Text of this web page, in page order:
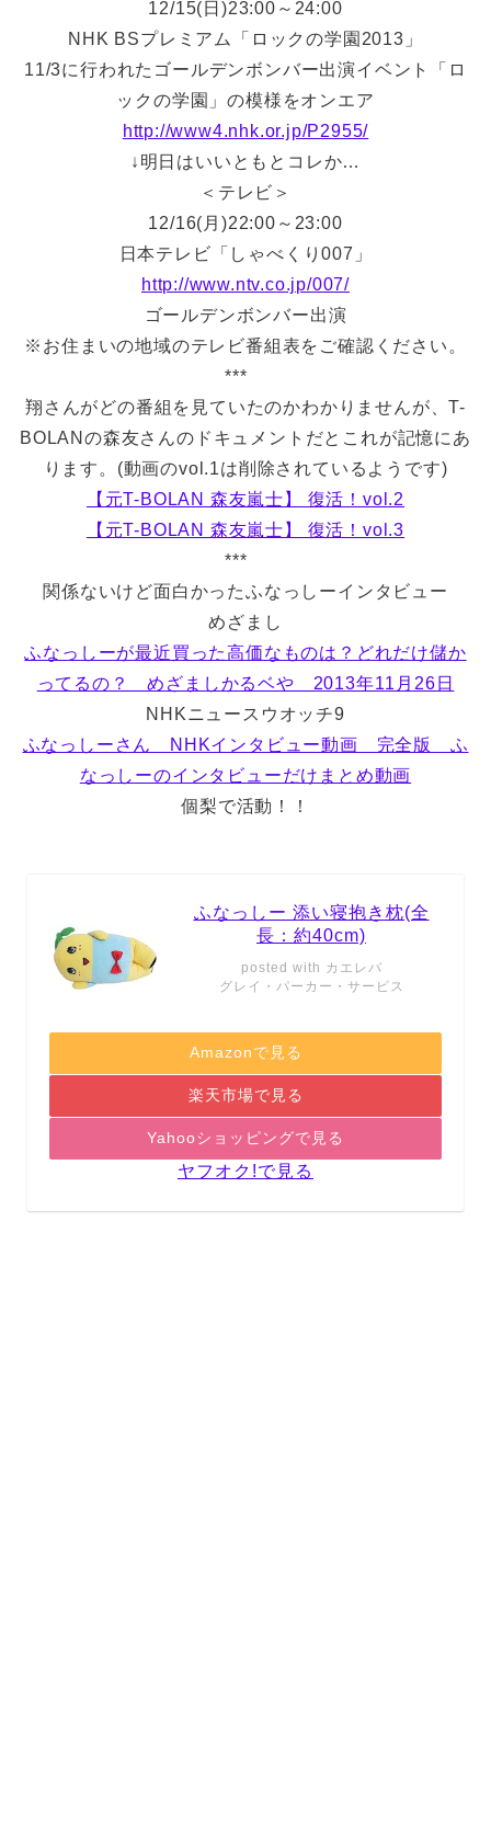
12/15(日)23:00～24:00
NHK BSプレミアム「ロックの学園2013」
11/3に行われたゴールデンボンバー出演イベント「ロ
ックの学園」の模様をオンエア
http://www4.nhk.or.jp/P2955/
↓明日はいいともとコレか…
＜テレビ＞
12/16(月)22:00～23:00
日本テレビ「しゃべくり007」
http://www.ntv.co.jp/007/
ゴールデンボンバー出演
※お住まいの地域のテレビ番組表をご確認ください。
***
翔さんがどの番組を見ていたのかわかりませんが、T-
BOLANの森友さんのドキュメントだとこれが記憶にあ
ります。(動画のvol.1は削除されているようです)
【元T-BOLAN 森友嵐士】 復活！vol.2
【元T-BOLAN 森友嵐士】 復活！vol.3
***
関係ないけど面白かったふなっしーインタビュー
めざまし
ふなっしーが最近買った高価なものは？どれだけ儲か
ってるの？ めざましかるベや 2013年11月26日
NHKニュースウオッチ9
ふなっしーさん NHKインタビュー動画 完全版 ふ
なっしーのインタビューだけまとめ動画
個梨で活動！！
ふなっしー 添い寝抱き枕(全
長：約40cm)
posted with カエレバ
グレイ・パーカー・サービス
Amazonで見る
楽天市場で見る
Yahooショッピングで見る
ヤフオク!で見る